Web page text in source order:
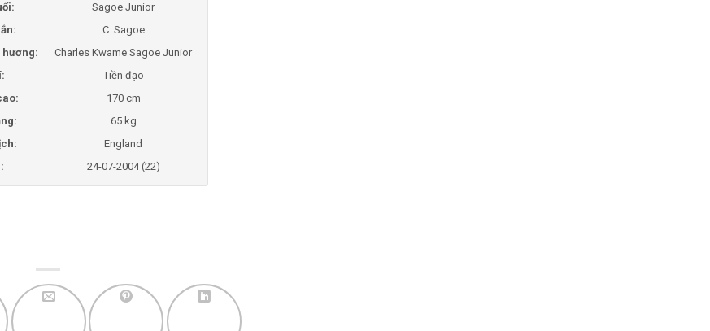
Sagoe Junior
C. Sagoe
hương:
Charles Kwame Sagoe Junior
Tiền đạo
170 cm
65 kg
England
24-07-2004 (22)